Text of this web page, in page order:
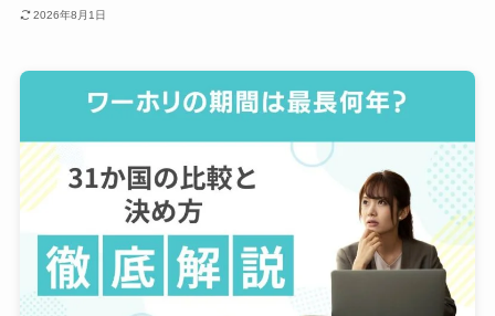
2026年8月1日